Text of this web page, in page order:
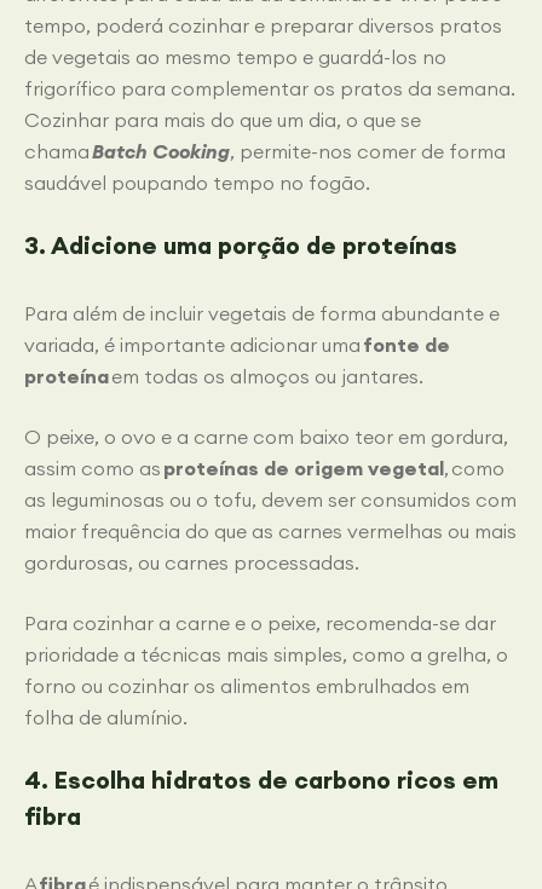
tempo, poderá cozinhar e preparar diversos pratos
de vegetais ao mesmo tempo e guardá-los no
frigorífico para complementar os pratos da semana.
Cozinhar para mais do que um dia, o que se
chamaBatch Cooking, permite-nos comer de forma
saudável poupando tempo no fogão.
3. Adicione uma porção de proteínas
Para além de incluir vegetais de forma abundante e
variada, é importante adicionar uma fonte de
proteínaem todas os almoços ou jantares.
O peixe, o ovo e a carne com baixo teor em gordura,
assim como as proteínas de origem vegetal, como
as leguminosas ou o tofu, devem ser consumidos com
maior frequência do que as carnes vermelhas ou mais
gordurosas, ou carnes processadas.
Para cozinhar a carne e o peixe, recomenda-se dar
prioridade a técnicas mais simples, como a grelha, o
forno ou cozinhar os alimentos embrulhados em
folha de alumínio.
4. Escolha hidratos de carbono ricos em
fibra
Afibraé indispensável para manter o trânsito